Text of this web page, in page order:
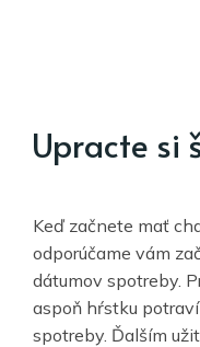
Upracte si
Keď začnete mať
odporúčame vám
dátumov spotreby.
aspoň hŕstku
spotreby. Ďalším